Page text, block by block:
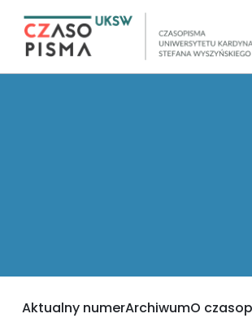
Aktualny numerArchiwumO